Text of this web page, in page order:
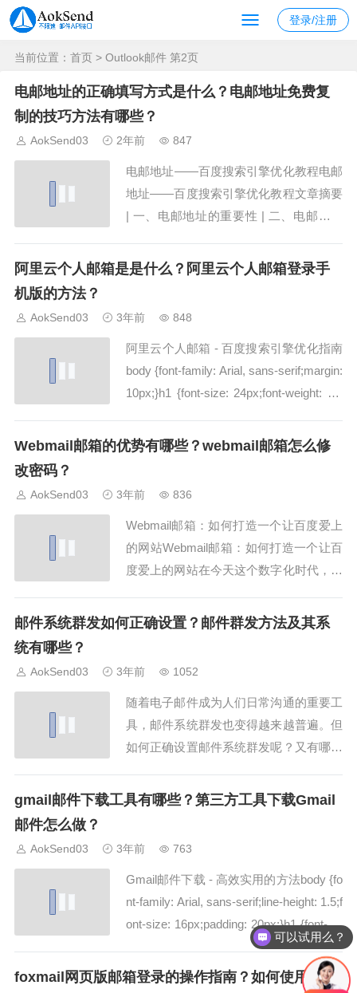
登录/注册
当前位置： 首页 > Outlook邮件 第2页
电邮地址的正确填写方式是什么？电邮地址免费复
制的技巧方法有哪些？
AokSend03 2年前 847
电邮地址——百度搜索引擎优化教程电邮
地址——百度搜索引擎优化教程文章摘要
| 一、电邮地址的重要性 | 二、电邮地址
| 四、电邮地址的内容质量 | 五、电邮地
以及如何通过一些技巧优化您的...
阿里云个人邮箱是是什么？阿里云个人邮箱登录手
机版的方法？
AokSend03 3年前 848
阿里云个人邮箱 - 百度搜索引擎优化指南
body {font-family: Arial, sans-serif;margin:
10px;}h1 {font-size: 24px;font-weight: bol
x;...
Webmail邮箱的优势有哪些？webmail邮箱怎么修
改密码？
AokSend03 3年前 836
Webmail邮箱：如何打造一个让百度爱上
的网站Webmail邮箱：如何打造一个让百
度爱上的网站在今天这个数字化时代，邮
工具之一。而webmail邮箱作为一种方便
业用户，都需要一个可靠、安全、...
邮件系统群发如何正确设置？邮件群发方法及其系
统有哪些？
AokSend03 3年前 1052
随着电子邮件成为人们日常沟通的重要工
具，邮件系统群发也变得越来越普遍。但
如何正确设置邮件系统群发呢？又有哪些
为大家揭晓答案。一、邮件系统群发的正
邮EDM、SendGrid等。选择一个可靠的
系统...
gmail邮件下载工具有哪些？第三方工具下载Gmail
邮件怎么做？
AokSend03 3年前 763
Gmail邮件下载 - 高效实用的方法body {fo
nt-family: Arial, sans-serif;line-height: 1.5;f
ont-size: 16px;padding: 20px;}h1 {font-siz
e: 24px;font-weight: bold;margin-b...
foxmail网页版邮箱登录的操作指南？如何使用foxm
可以试用么？